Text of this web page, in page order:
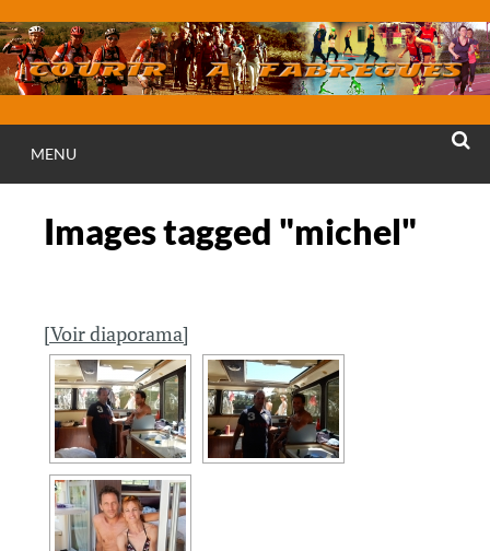
au
contenu
MENU
Images tagged "michel"
[Voir diaporama]